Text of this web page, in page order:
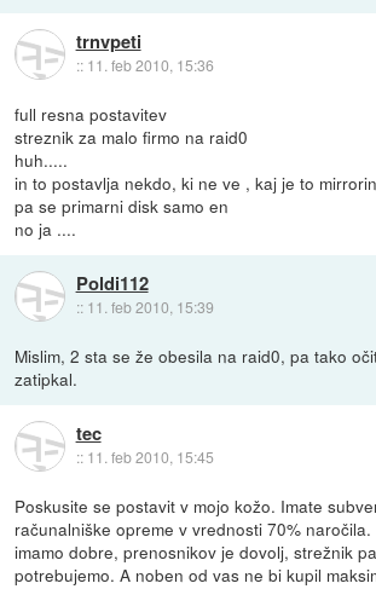
trnvpeti
:: 11. feb 2010, 15:36
full resna postavitev
streznik za malo firmo na raid0
huh.....
in to postavlja nekdo, ki ne ve , kaj je to
pa se primarni disk samo en
no ja ....
Poldi112
:: 11. feb 2010, 15:39
Mislim, 2 sta se že obesila na raid0, pa tako
zatipkal.
tec
:: 11. feb 2010, 15:45
Poskusite se postavit v mojo kožo. Imate
računalniške opreme v vrednosti 70%
imamo dobre, prenosnikov je dovolj, strežnik
potrebujemo. A noben od vas ne bi kupil